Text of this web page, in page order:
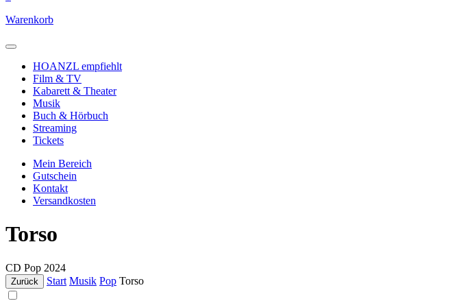
Warenkorb
HOANZL empfiehlt
Film & TV
Kabarett & Theater
Musik
Buch & Hörbuch
Streaming
Tickets
Mein Bereich
Gutschein
Kontakt
Versandkosten
Torso
CD Pop 2024
Zurück Start Musik Pop Torso